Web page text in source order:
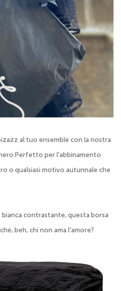
al tuo ensemble con la nostra
Perfetto per l'abbinamento
o qualsiasi motivo autunnale che
contrastante, questa borsa
beh, chi non ama l'amore?